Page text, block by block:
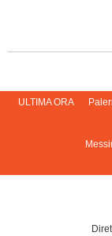
ULTIMA ORA